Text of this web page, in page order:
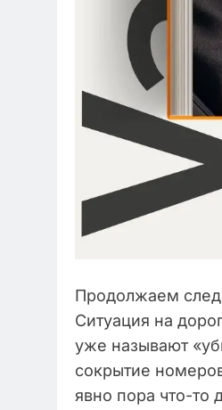
Продолжаем
Ситуация на
уже называют
сокрытие
явно пора что-то